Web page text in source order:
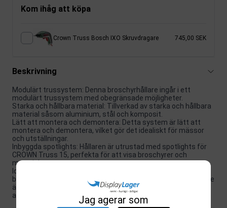
Kom ihåg att köpa
Crown Truss Bosch IXO Skruvdragare 745,00 SEK
Beskrivning
Modulärt trussystem: Denna broschyrhållare ingår i ett
modulärt trussystem med obegränsade möjligheter.
Starka och hållbara material: Tillverkad av starka och hållbara
material såsom aluminium, stål och komposit.
Lätt att montera och demontera: Detta system är lätt att
montera och demontera, vilket gör det idealiskt för mässor
och utställningar.
Inbyggda spotlights: Hållaren är utrustad med spotlights för
CROWN Truss 15, perfekta för att visa broschyrer och
material.
Idealisk broschyrstorlek: Den är designad för att passa
broschyrer av storlek M65 (10 x 21 cm). Denna broschyrhållare
är en praktisk och affärsinriktad lösning för alla typer av
affärsbehov.
Jag agerar som